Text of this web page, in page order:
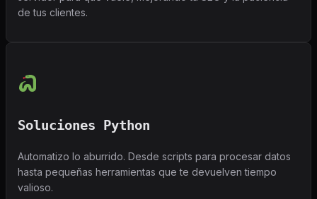
de tus clientes.
Soluciones Python
Automatizo lo aburrido. Desde scripts para procesar datos
hasta pequeñas herramientas que te devuelven tiempo
valioso.